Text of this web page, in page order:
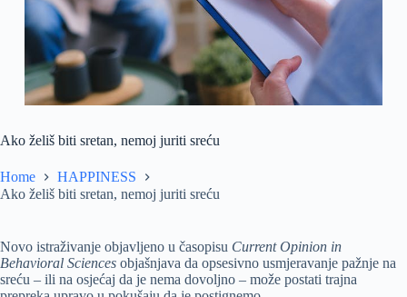
Ako želiš biti sretan, nemoj juriti sreću
Home
HAPPINESS
Ako želiš biti sretan, nemoj juriti sreću
Novo istraživanje objavljeno u časopisu Current Opinion in
Behavioral Sciences objašnjava da opsesivno usmjeravanje pažnje na
sreću – ili na osjećaj da je nema dovoljno – može postati trajna